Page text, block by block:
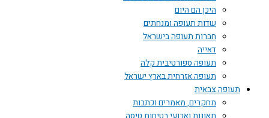
היכן הם היום
שדות תעופה ומנחתים
חברות תעופה בישראל
דאייה
תעופה ספורטיבית קלה
תעופה אזרחית בארץ ישראל
תעופה צבאית
מחקרים, מאמרים וכתבות